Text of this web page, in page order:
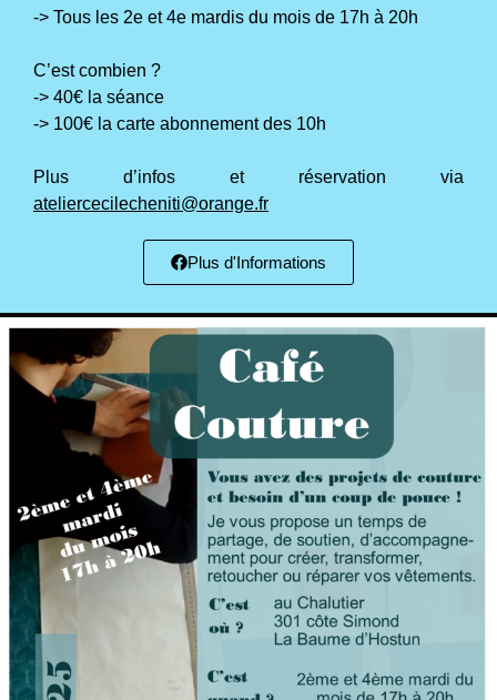
-> Tous les 2e et 4e mardis du mois de 17h à 20h
C’est combien ?
-> 40€ la séance
-> 100€ la carte abonnement des 10h
Plus d’infos et réservation via
ateliercecilecheniti@orange.fr
Plus d'Informations